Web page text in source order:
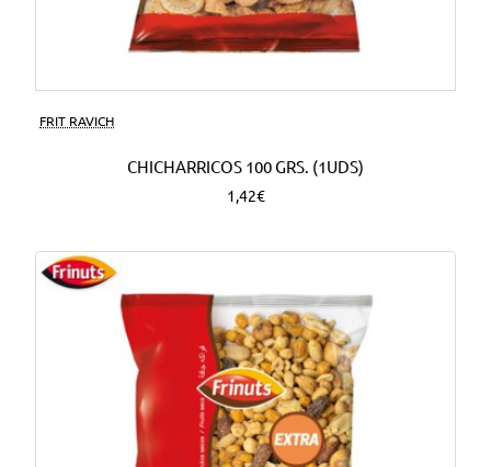
FRIT RAVICH
CHICHARRICOS 100 GRS. (1UDS)
1,42€